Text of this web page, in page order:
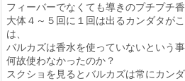
フィーバーでなくても導きのプチプチ
大体４～５回に１回は出るカンダタが
は、
バルカズは香水を使っていないという事
何故使わなかったのか？
スクショを見るとバルカズは常にカン